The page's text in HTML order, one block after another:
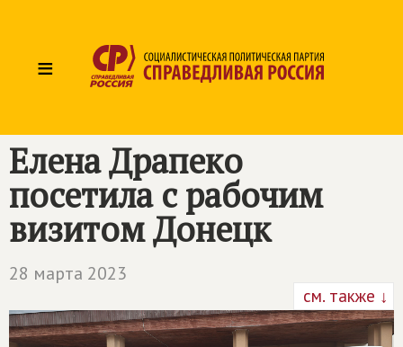
≡
Елена Драпеко
посетила с рабочим
визитом Донецк
28 марта 2023
см. также ↓